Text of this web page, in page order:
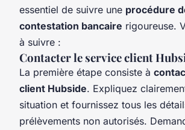
essentiel de suivre une procédure
contestation bancaire rigoureuse.
à suivre :
Contacter le service client
La première étape consiste à
client Hubside. Expliquez
situation et fournissez tous les
prélèvements non autorisés.